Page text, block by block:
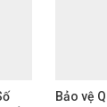
Bảo vệ